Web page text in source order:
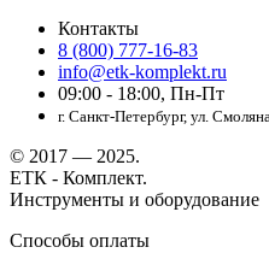
Контакты
8 (800) 777-16-83
info@etk-komplekt.ru
09:00 - 18:00, Пн-Пт
г. Санкт-Петербург, ул.
© 2017 — 2025.
ЕТК - Комплект.
Инструменты и оборудование
Способы оплаты